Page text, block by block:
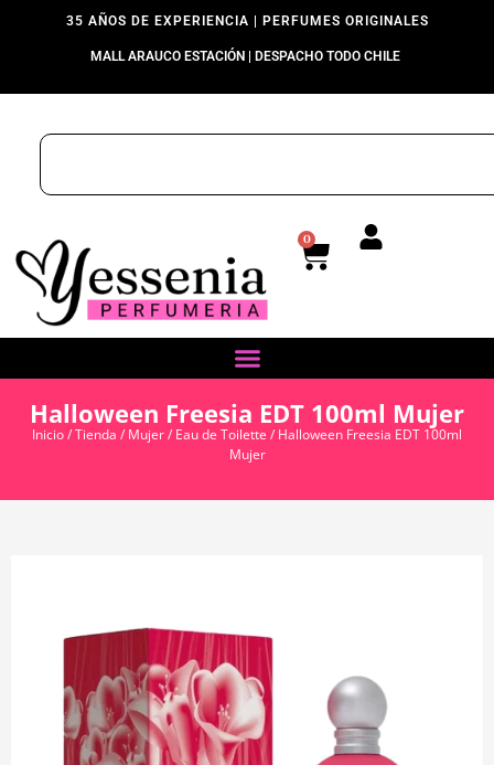
35 AÑOS DE EXPERIENCIA | PERFUMES ORIGINALES
MALL ARAUCO ESTACIÓN | DESPACHO TODO CHILE
0
Halloween Freesia EDT 100ml Mujer
Inicio/Tienda / Mujer/ Eau de Toilette / Halloween Freesia EDT 100ml
Mujer